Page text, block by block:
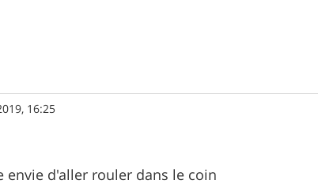
16:25
envie d'aller rouler dans le coin